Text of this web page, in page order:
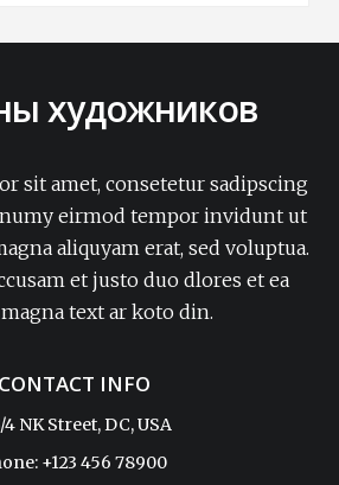
художников
sit amet, consetetur sadipscing
eirmod tempor invidunt ut
aliquyam erat, sed voluptua.
et justo duo dlores et ea
text ar koto din.
CONTACT INFO
4 NK Street, DC, USA
+123 456 78900